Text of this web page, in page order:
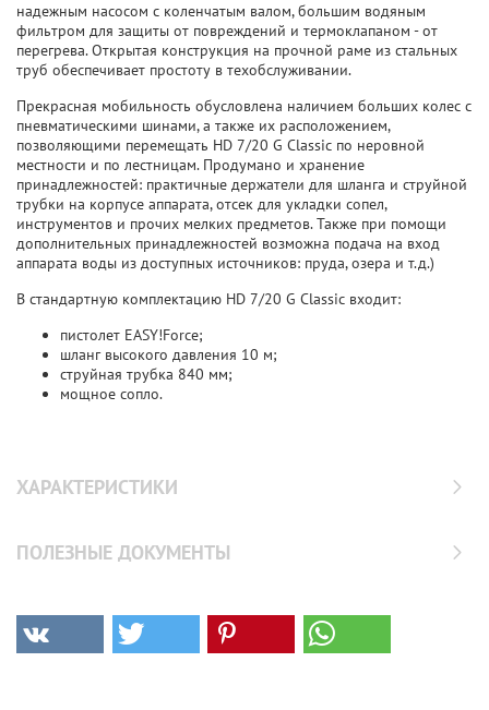
надежным насосом с коленчатым валом, большим водяным
фильтром для защиты от повреждений и термоклапаном - от
перегрева. Открытая конструкция на прочной раме из стальных
труб обеспечивает простоту в техобслуживании.
Прекрасная мобильность обусловлена наличием больших колес с
пневматическими шинами, а также их расположением,
позволяющими перемещать HD 7/20 G Classic по неровной
местности и по лестницам. Продумано и хранение
принадлежностей: практичные держатели для шланга и струйной
трубки на корпусе аппарата, отсек для укладки сопел,
инструментов и прочих мелких предметов. Также при помощи
дополнительных принадлежностей возможна подача на вход
аппарата воды из доступных источников: пруда, озера и т.д.)
В стандартную комплектацию HD 7/20 G Classic входит:
пистолет EASY!Force;
шланг высокого давления 10 м;
струйная трубка 840 мм;
мощное сопло.
ХАРАКТЕРИСТИКИ
ПОЛЕЗНЫЕ ДОКУМЕНТЫ